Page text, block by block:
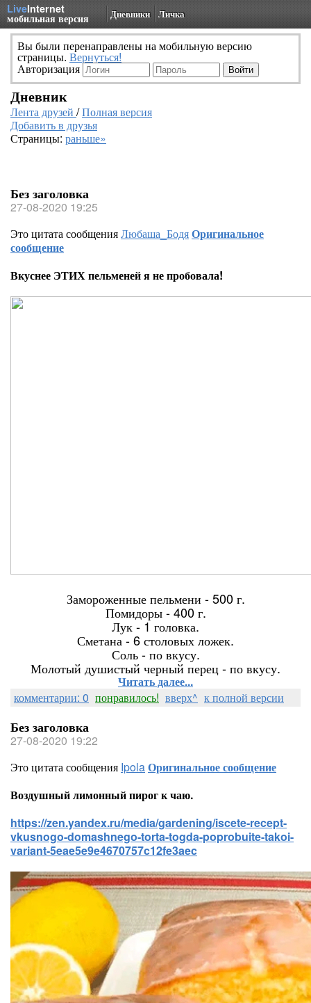
LiveInternet
мобильная версия Дневники Личка
Вы были перенаправлены на мобильную версию
страницы. Вернуться!
Авторизация
Дневник
Лента друзей /Полная версия
Добавить в друзья
Страницы: раньше»
Без заголовка
27-08-2020 19:25
Это цитата сообщенияЛюбаша_БодяОригинальное
сообщение
Вкуснее ЭТИХ пельменей я не пробовала!
Замороженные пельмени - 500 г.
Помидоры - 400 г.
Лук - 1 головка.
Сметана - 6 столовых ложек.
Соль - по вкусу.
Молотый душистый черный перец - по вкусу.
Читать далее...
комментарии: 0 понравилось! вверх^ к полной версии
Без заголовка
27-08-2020 19:22
Это цитата сообщения IpolaОригинальное сообщение
Воздушный лимонный пирог к чаю.
https://zen.yandex.ru/media/gardening/iscete-recept-
vkusnogo-domashnego-torta-togda-poprobuite-takoi-
variant-5eae5e9e4670757c12fe3aec